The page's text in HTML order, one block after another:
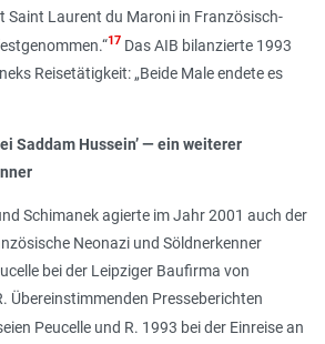
Saint Laurent du Maroni in Französisch-
.“17 Das AIB bilanzierte 1993
Reisetätigkeit: „Beide Male endete es
Saddam Hussein’ — ein weiterer
Schimanek agierte im Jahr 2001 auch der
Neonazi und Söldnerkenner
bei der Leipziger Baufirma von
Übereinstimmenden Presseberichten
Peucelle und R. 1993 bei der Einreise an